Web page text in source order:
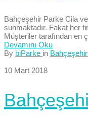
Bahçeşehir Parke Cila
sunmaktadır. Fakat her
Müşteriler tarafından en
Devamını Oku
By biParke in
10 Mart 2018